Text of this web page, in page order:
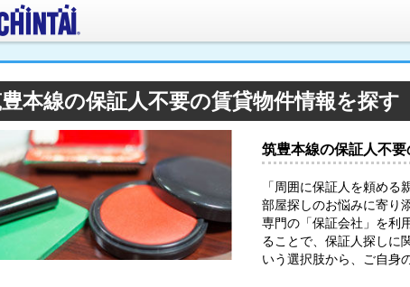
本線の保証人不要の賃貸物件情報を探す
筑豊本線の保証人不
「周囲に保証人を頼め
部屋探しのお悩みに寄り
専門の「保証会社」を利
ることで、保証人探しに
いう選択肢から、ご自身